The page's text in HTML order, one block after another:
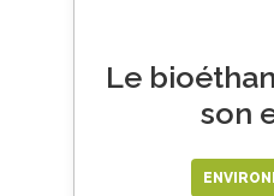
Le
son